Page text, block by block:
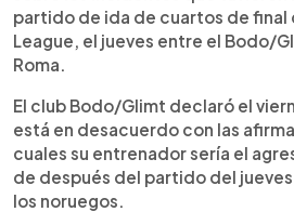
partido de ida de cuartos de final
League, el jueves entre el Bodo/
Roma.
El club Bodo/Glimt declaró el
está en desacuerdo con las
cuales su entrenador sería el
de después del partido del
los noruegos.